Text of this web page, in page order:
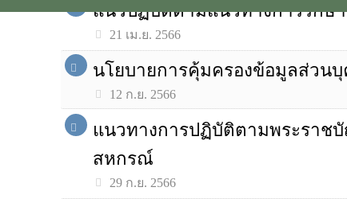
แนวปฏิบัติตามแนวทางการรักษ
21 เม.ย. 2566
นโยบายการคุ้มครองข้อมูลส่วน
12 ก.ย. 2566
แนวทางการปฏิบัติตามพระราช
สหกรณ์
29 ก.ย. 2566